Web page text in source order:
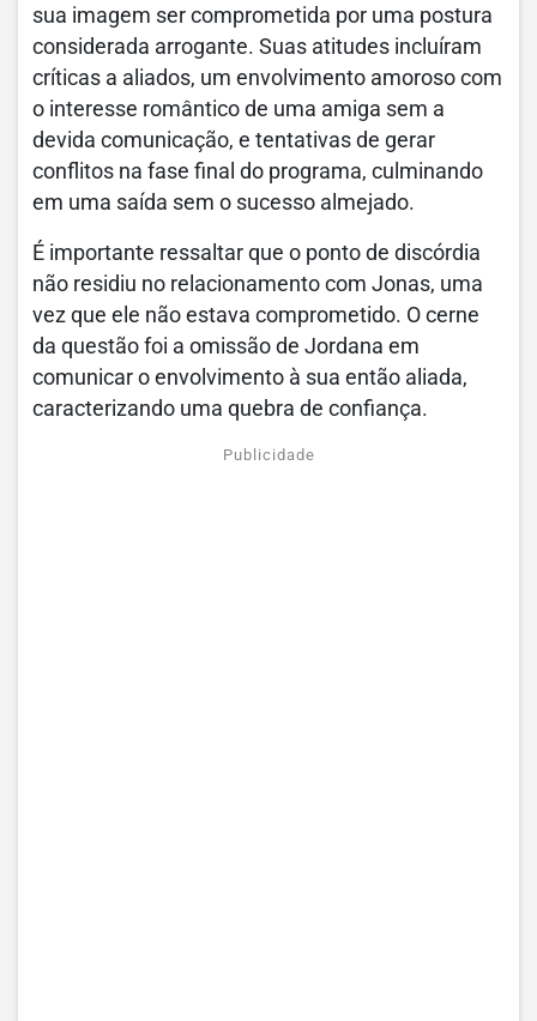
sua imagem ser comprometida por uma postura
considerada arrogante. Suas atitudes incluíram
críticas a aliados, um envolvimento amoroso com
o interesse romântico de uma amiga sem a
devida comunicação, e tentativas de gerar
conflitos na fase final do programa, culminando
em uma saída sem o sucesso almejado.
É importante ressaltar que o ponto de discórdia
não residiu no relacionamento com Jonas, uma
vez que ele não estava comprometido. O cerne
da questão foi a omissão de Jordana em
comunicar o envolvimento à sua então aliada,
caracterizando uma quebra de confiança.
Publicidade